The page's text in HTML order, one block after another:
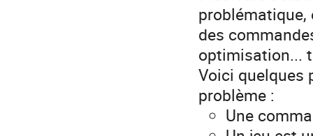
des
optimisation...
Voici quelques
problème :
Une